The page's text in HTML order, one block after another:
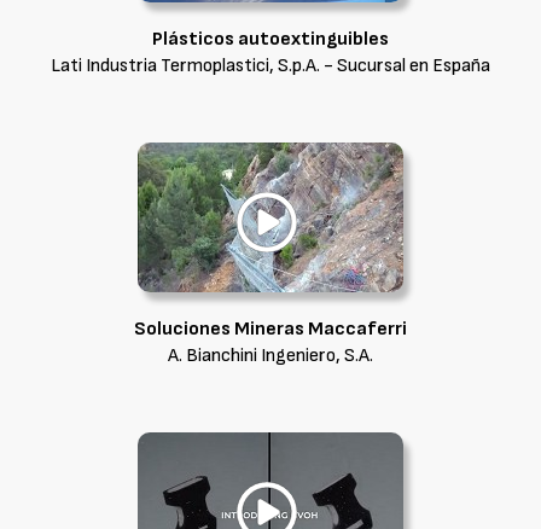
Plásticos autoextinguibles
Lati Industria Termoplastici, S.p.A. - Sucursal en España
Soluciones Mineras Maccaferri
A. Bianchini Ingeniero, S.A.